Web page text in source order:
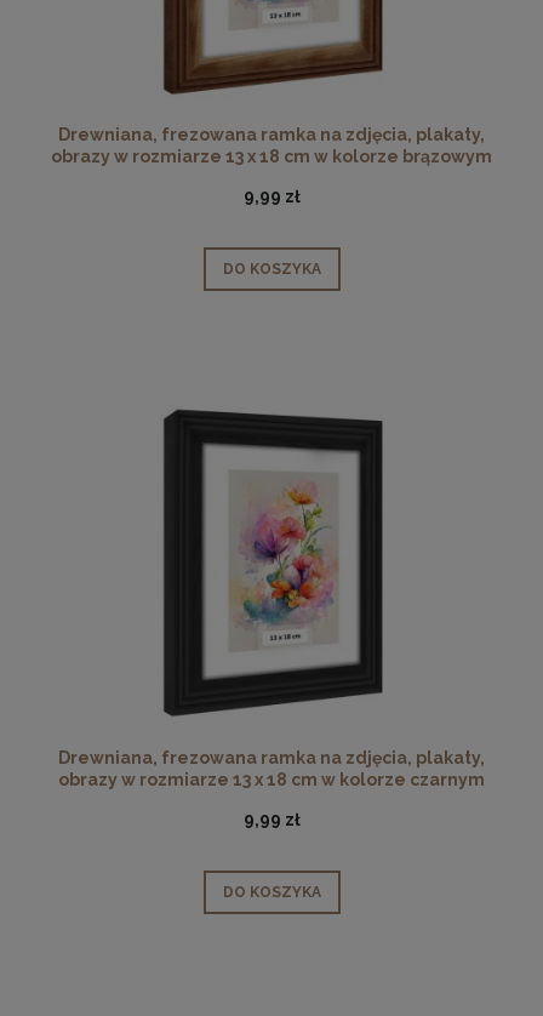
Drewniana, frezowana ramka na zdjęcia, plakaty,
obrazy w rozmiarze 13 x 18 cm w kolorze brązowym
9,99 zł
DO KOSZYKA
Drewniana, frezowana ramka na zdjęcia, plakaty,
obrazy w rozmiarze 13 x 18 cm w kolorze czarnym
9,99 zł
DO KOSZYKA